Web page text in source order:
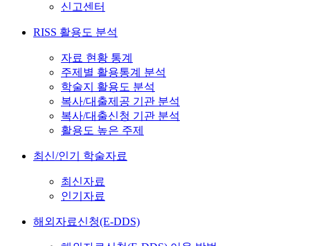
신고센터
RISS 활용도 분석
자료 현황 통계
주제별 활용통계 분석
학술지 활용도 분석
복사/대출제공 기관 분석
복사/대출신청 기관 분석
활용도 높은 주제
최신/인기 학술자료
최신자료
인기자료
해외자료신청(E-DDS)